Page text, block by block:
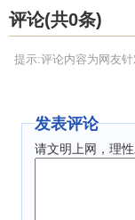
上述代数形式，在
析，他得出的结论
如按上述取值，
DP)] + 0.5(P − 2)
评论(共0条)
提示:评论内容为网友
发表评论
请文明上网，理